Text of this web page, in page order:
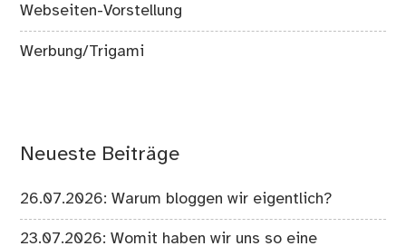
Webseiten-Vorstellung
Werbung/Trigami
Neueste Beiträge
26.07.2026: Warum bloggen wir eigentlich?
23.07.2026: Womit haben wir uns so eine